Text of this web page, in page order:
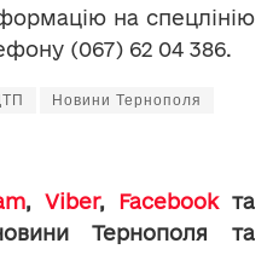
на спецлінію
(067) 62 04 386.
Новини Тернополя
, Viber, Facebookта
Тернополя та